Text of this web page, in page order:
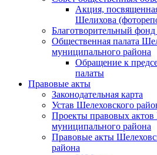
Акция,
Шелихова
Благотворительный
Общественная палата
муниципального района
Обращение к
палаты
Правовые акты
Законодательная карта
Устав Шелеховского
Проекты правовых актов
муниципального района
Правовые акты
района